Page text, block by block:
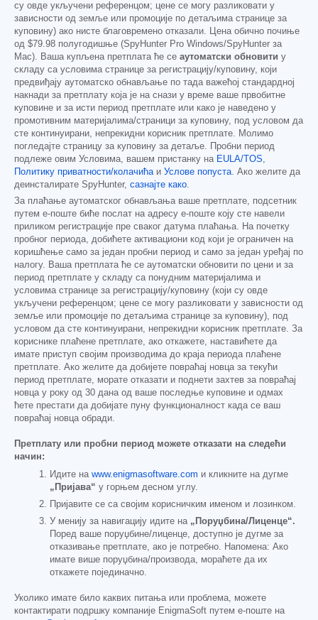
су овде укључени референцом; цене се могу разликовати у
зависности од земље или промоције по детаљима странице за
куповину) ако нисте благовремено отказали. Цена обично почиње
од $79.98 полугодишње (SpyHunter Pro Windows/SpyHunter за
Mac). Ваша купљена претплата ће се аутоматски обновити у
складу са условима странице за регистрацију/куповину, који
предвиђају аутоматско обнављање по тада важећој стандардној
накнади за претплату која је на снази у време ваше првобитне
куповине и за исти период претплате или како је наведено у
промотивним материјалима/страници за куповину, под условом да
сте континуирани, непрекидни корисник претплате. Молимо
погледајте страницу за куповину за детаље. Пробни период
подлеже овим Условима, вашем пристанку на EULA/TOS,
Политику приватности/колачићаи Услове попуста. Ако желите да
деинсталирате SpyHunter, сазнајте како.
За плаћање аутоматског обнављања ваше претплате, подсетник
путем е-поште биће послат на адресу е-поште коју сте навели
приликом регистрације пре сваког датума плаћања. На почетку
пробног периода, добићете активациони код који је ограничен на
коришћење само за један пробни период и само за један уређај по
налогу. Ваша претплата ће се аутоматски обновити по цени и за
период претплате у складу са понудним материјалима и
условима странице за регистрацију/куповину (који су овде
укључени референцом; цене се могу разликовати у зависности од
земље или промоције по детаљима странице за куповину), под
условом да сте континуирани, непрекидни корисник претплате. За
кориснике плаћене претплате, ако откажете, наставићете да
имате приступ својим производима до краја периода плаћене
претплате. Ако желите да добијете повраћај новца за текући
период претплате, морате отказати и поднети захтев за повраћај
новца у року од 30 дана од ваше последње куповине и одмах
ћете престати да добијате пуну функционалност када се ваш
повраћај новца обради.
Претплату или пробни период можете отказати на следећи
начин:
Идите на www.enigmasoftware.com и кликните на дугме
„Пријава“ у горњем десном углу.
Пријавите се са својим корисничким именом и лозинком.
У менију за навигацију идите на „Поруџбина/Лиценце“.
Поред ваше поруџбине/лиценце, доступно је дугме за
отказивање претплате, ако је потребно. Напомена: Ако
имате више поруџбина/производа, мораћете да их
откажете појединачно.
Уколико имате било каквих питања или проблема, можете
контактирати подршку компаније EnigmaSoft путем е-поште на